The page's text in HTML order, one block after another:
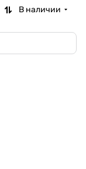
В наличии